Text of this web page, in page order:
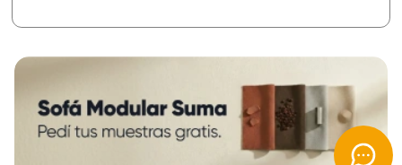
Sillon Modular Suma
Cantidad: 0
$0
En 12 cuotas sin interés de 221.141